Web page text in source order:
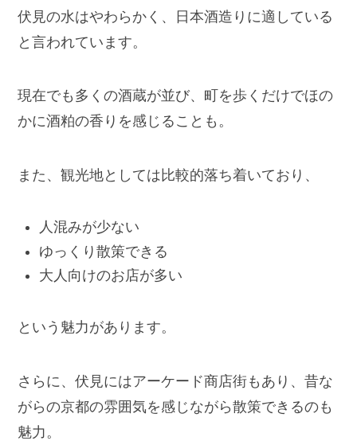
伏見の水はやわらかく、日本酒造りに適している
と言われています。
現在でも多くの酒蔵が並び、町を歩くだけでほの
かに酒粕の香りを感じることも。
また、観光地としては比較的落ち着いており、
人混みが少ない
ゆっくり散策できる
大人向けのお店が多い
という魅力があります。
さらに、伏見にはアーケード商店街もあり、昔な
がらの京都の雰囲気を感じながら散策できるのも
魅力。